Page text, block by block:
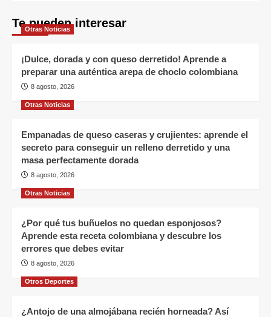
Te pueden interesar
Otras Noticias
¡Dulce, dorada y con queso derretido! Aprende a
preparar una auténtica arepa de choclo colombiana
8 agosto, 2026
Otras Noticias
Empanadas de queso caseras y crujientes: aprende el
secreto para conseguir un relleno derretido y una
masa perfectamente dorada
8 agosto, 2026
Otras Noticias
¿Por qué tus buñuelos no quedan esponjosos?
Aprende esta receta colombiana y descubre los
errores que debes evitar
8 agosto, 2026
Otros Deportes
¿Antojo de una almojábana recién horneada? Así